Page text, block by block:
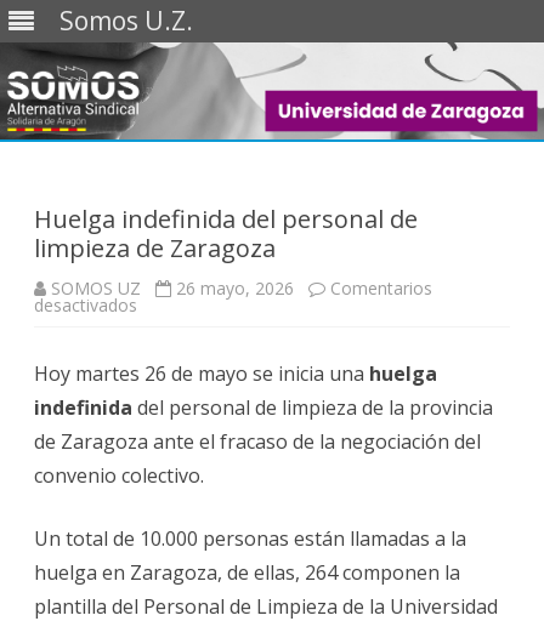
Somos U.Z.
Saltar
Huelga indefinida del personal de
limpieza de Zaragoza
SOMOS UZ 26 mayo, 2026 Comentarios
desactivados
personal
de
limpieza
de
Zaragoza
Hoy martes 26 de mayo se inicia una huelga
indefinida del personal de limpieza de la provincia
de Zaragoza ante el fracaso de la negociación del
convenio colectivo.
Un total de 10.000 personas están llamadas a la
huelga en Zaragoza, de ellas, 264 componen la
plantilla del Personal de Limpieza de la Universidad